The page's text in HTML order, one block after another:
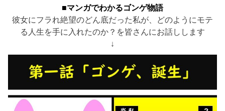
■マンガでわかるゴンゲ物語
彼女にフラれ絶望のどん底だった私が、どのようにモテ
る人生を手に入れたのか？を皆さんにお話しします
↓